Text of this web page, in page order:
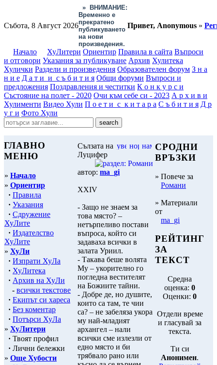
Събота, 8 Август 2026
»
ВНИМАНИЕ:
Временно е
прекратено
публикуването
на нови
произведения.
Привет, Anonymous »
Начало ХуЛитери Ориентир Правила в сайта Въпроси
и отговори Указания за публикуване Архив Хулитека
Хулички Раздели и произведения Образователен форум З н а
н и е Д а т и и с ъ б и т и я Общи форуми Въпроси и
предложения Поздравления и честитки К о н к у р с и
Състояние на полет - 2020 Очи към себе си - 2023 А р х и в и
Хулименти Видео Хули П о е т и с к и т а р а С ъ б и т и я Д р
у г и Фото Хули
ГЛАВНО
МЕНЮ
» Начало
» Ориентир
· Правила
· Указания
· Сдружение
ХуЛите
· Издателство
ХуЛите
» ХуЛи
· Изпрати ХуЛа
· ХуЛитека
· Архив на ХуЛи
- всички текстове
· Екипът си хареса
· Без коментар
· Потърси ХуЛа
» ХуЛитери
· Твоят профил
· Лични бележки
» Още Хубости
Сълзата на
Луцифер
автор: ma_gi
XXIV
- Защо не знаем за
това място? –
нетърпеливо постави
въпроса, който си
задаваха всички в
залата Уриил.
- Такава беше волята
Му – укорително го
погледна вестителят
на Божиите тайни.
- Добре де, но душите,
които са там, те чии
са? – не забеляза укора
му най-младият
архангел – нали
всички сме излезли от
едно място и би
трябвало рано или
СРОДНИ
ВРЪЗКИ
» Повече за
Романи
» Материали
от
ma_gi
РЕЙТИНГ
ЗА
ТЕКСТ
Средна
оценка: 0
Оценки: 0
Отдели време
и гласувай за
текста.
Ти си
Анонимен.